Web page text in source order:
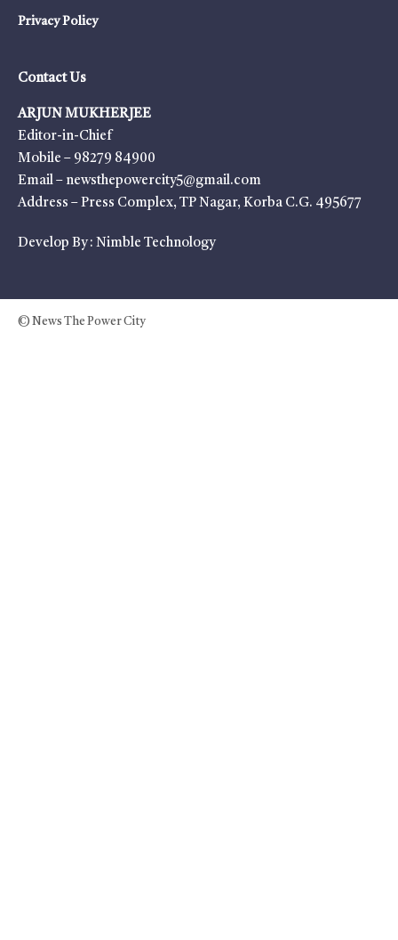
Privacy Policy
Contact Us
ARJUN MUKHERJEE
Editor-in-Chief
Mobile – 98279 84900
Email – newsthepowercity5@gmail.com
Address – Press Complex, TP Nagar, Korba C.G. 495677
Develop By : Nimble Technology
© News The Power City